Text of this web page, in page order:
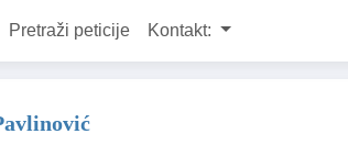
Pretraži peticije Kontakt: